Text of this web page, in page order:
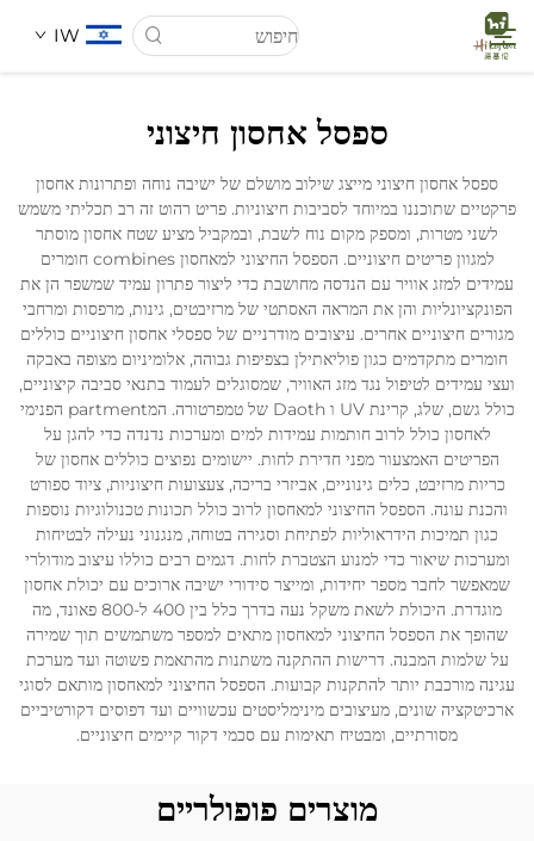
IW
עַל אָמַת
מוצרים
חֲדָשִים
מקרים
הורדה
לְהִתְחַבֵּר אֵלֵינוּ
ספסל אחסון חיצוני
ספסל אחסון חיצוני מייצג שילוב מושלם של ישיבה נוחה ופתרונות אחסון
פרקטיים שתוכננו במיוחד לסביבות חיצוניות. פריט רהוט זה רב תכליתי משמש
לשני מטרות, ומספק מקום נוח לשבת, ובמקביל מציע שטח אחסון מוסתר
למגוון פריטים חיצוניים. הספסל החיצוני למאחסון combines חומרים
עמידים למזג אוויר עם הנדסה מחושבת כדי ליצור פתרון עמיד שמשפר הן את
הפונקציונליות והן את המראה האסתטי של מרזיבטים, גינות, מרפסות ומרחבי
מגורים חיצוניים אחרים. עיצובים מודרניים של ספסלי אחסון חיצוניים כוללים
חומרים מתקדמים כגון פוליאתילן בצפיפות גבוהה, אלומיניום מצופה באבקה
ועצי עמידים לטיפול נגד מזג האוויר, שמסוגלים לעמוד בתנאי סביבה קיצוניים,
כולל גשם, שלג, קרינת UV ו Daoth של טמפרטורה. המpartment הפנימי
לאחסון כולל לרוב חותמות עמידות למים ומערכות נדנדה כדי להגן על
הפריטים האמצעור מפני חדירת לחות. יישומים נפוצים כוללים אחסון של
כריות מרזיבט, כלים גינוניים, אביזרי בריכה, צעצועות חיצוניות, ציוד ספורט
והכנת עונה. הספסל החיצוני למאחסון לרוב כולל תכונות טכנולוגיות נוספות
כגון תמיכות הידראוליות לפתיחת וסגירה בטוחה, מנגנוני נעילה לבטיחות
ומערכות שיאור כדי למנוע הצטברת לחות. דגמים רבים כוללו עיצוב מודולרי
שמאפשר לחבר מספר יחידות, ומייצר סידורי ישיבה ארוכים עם יכולת אחסון
מוגדרת. היכולת לשאת משקל נעה בדרך כלל בין 400 ל-800 פאונד, מה
שהופך את הספסל החיצוני למאחסון מתאים למספר משתמשים תוך שמירה
על שלמות המבנה. דרישות ההתקנה משתנות מהתאמת פשוטה ועד מערכת
עגינה מורכבת יותר להתקנות קבועות. הספסל החיצוני למאחסון מותאם לסוגי
ארכיטקציה שונים, מעיצובים מינימליסטים עכשוויים ועד דפוסים דקורטיביים
מסורתיים, ומבטיח תאימות עם סכמי דקור קיימים חיצוניים.
מוצרים פופולריים